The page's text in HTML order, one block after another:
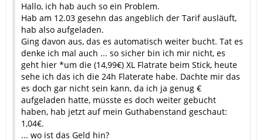
Hallo, ich hab auch so ein Problem.
Hab am 12.03 gesehn das angeblich der Tarif ausläuft,
hab also aufgeladen.
Ging davon aus, das es automatisch weiter bucht. Tat es
denke ich mal auch ... so sicher bin ich mir nicht, es
geht hier *um die (14,99€) XL Flatrate beim Stick, heute
sehe ich das ich die 24h Flaterate habe. Dachte mir das
es doch gar nicht sein kann, da ich ja genug €
aufgeladen hatte, müsste es doch weiter gebucht
haben, hab jetzt auf mein Guthabenstand geschaut:
1,04€.
... wo ist das Geld hin?